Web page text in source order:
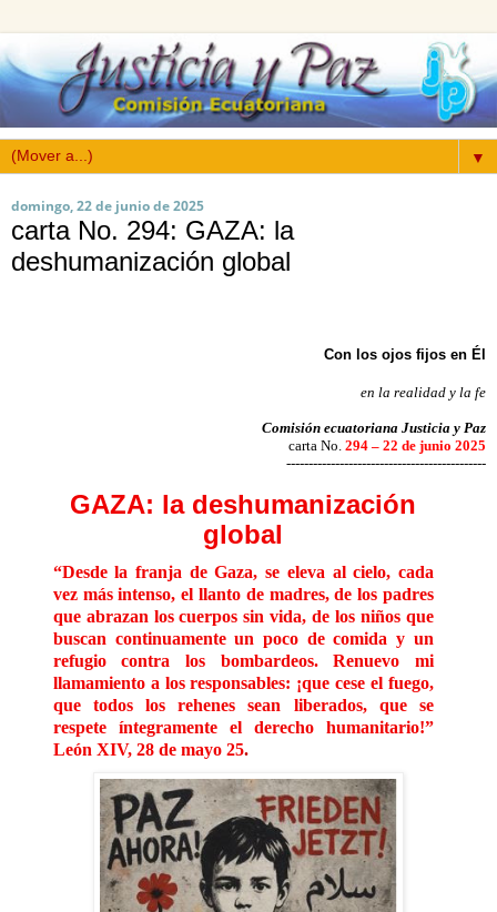
▼
domingo, 22 de junio de 2025
carta No. 294: GAZA: la
deshumanización global
Con los ojos fijos en Él
en la realidad y la fe
Comisión ecuatoriana Justicia y Paz
carta No. 294 – 22 de junio 2025
---------------------------------------------
GAZA: la deshumanización
global
“Desde la franja de Gaza, se eleva al cielo, cada
vez más intenso, el llanto de madres, de los padres
que abrazan los cuerpos sin vida, de los niños que
buscan continuamente un poco de comida y un
refugio contra los bombardeos. Renuevo mi
llamamiento a los responsables: ¡que cese el fuego,
que todos los rehenes sean liberados, que se
respete íntegramente el derecho humanitario!”
León XIV, 28 de mayo 25.